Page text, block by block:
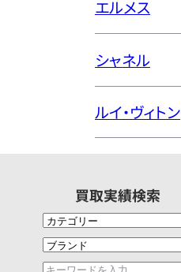
エルメス
シャネル
ルイ・ヴィトン
買取実績検索